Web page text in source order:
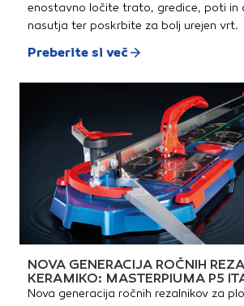
enostavno ločite trato, gredice, poti in
nasutja ter poskrbite za bolj urejen vrt.
Preberite si več
NOVA GENERACIJA ROČNIH
KERAMIKO: MASTERPIUMA P5
Nova generacija ročnih rezalnikov za